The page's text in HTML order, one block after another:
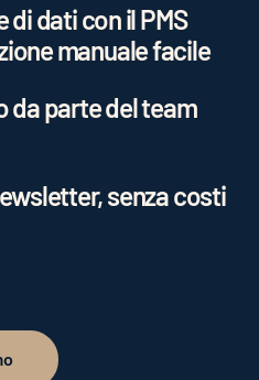
di dati con il PMS
manuale facile
da parte del team
senza costi